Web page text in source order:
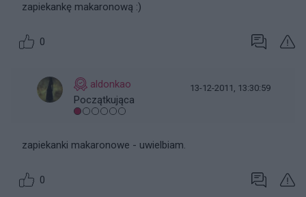
zapiekankę makaronową :)
0
aldonkao
Początkująca
13-12-2011, 13:30:59
zapiekanki makaronowe - uwielbiam.
0